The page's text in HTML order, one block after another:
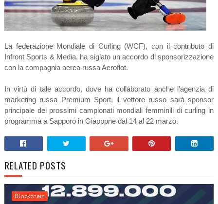
La federazione Mondiale di Curling (WCF), con il contributo di
Infront Sports & Media, ha siglato un accordo di sponsorizzazione
con la compagnia aerea russa Aeroflot.
In virtù di tale accordo, dove ha collaborato anche l'agenzia di
marketing russa Premium Sport, il vettore russo sarà sponsor
principale dei prossimi campionati mondiali femminili di curling in
programma a Sapporo in Giapppne dal 14 al 22 marzo.
RELATED POSTS
Blockchain